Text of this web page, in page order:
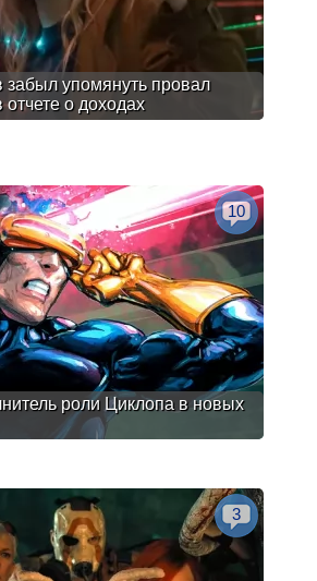
забыл упомянуть провал
о доходах
роли Циклопа в новых
10
3